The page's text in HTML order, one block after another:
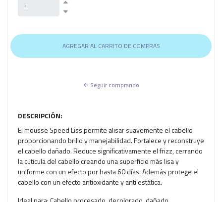
Seguir comprando
DESCRIPCIÓN:
El mousse Speed Liss permite alisar suavemente el cabello
proporcionando brillo y manejabilidad. Fortalece y reconstruye
el cabello dañado. Reduce significativamente el frizz, cerrando
la cuticula del cabello creando una superficie más lisa y
uniforme con un efecto por hasta 60 días. Además protege el
cabello con un efecto antioxidante y anti estática.